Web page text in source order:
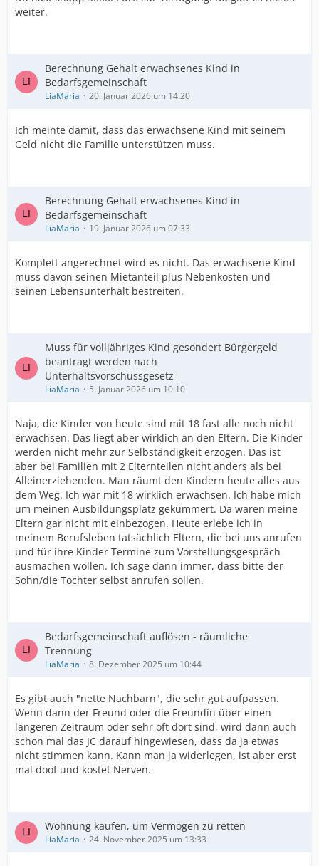
weiter.
Berechnung Gehalt erwachsenes Kind in
Bedarfsgemeinschaft
LiaMaria 20. Januar 2026 um 14:20
Ich meinte damit, dass das erwachsene Kind mit seinem
Geld nicht die Familie unterstützen muss.
Berechnung Gehalt erwachsenes Kind in
Bedarfsgemeinschaft
LiaMaria 19. Januar 2026 um 07:33
Komplett angerechnet wird es nicht. Das erwachsene Kind
muss davon seinen Mietanteil plus Nebenkosten und
seinen Lebensunterhalt bestreiten.
Muss für volljähriges Kind gesondert Bürgergeld
beantragt werden nach
Unterhaltsvorschussgesetz
LiaMaria 5. Januar 2026 um 10:10
Naja, die Kinder von heute sind mit 18 fast alle noch nicht
erwachsen. Das liegt aber wirklich an den Eltern. Die Kinder
werden nicht mehr zur Selbständigkeit erzogen. Das ist
aber bei Familien mit 2 Elternteilen nicht anders als bei
Alleinerziehenden. Man räumt den Kindern heute alles aus
dem Weg. Ich war mit 18 wirklich erwachsen. Ich habe mich
um meinen Ausbildungsplatz gekümmert. Da waren meine
Eltern gar nicht mit einbezogen. Heute erlebe ich in
meinem Berufsleben tatsächlich Eltern, die bei uns anrufen
und für ihre Kinder Termine zum Vorstellungsgespräch
ausmachen wollen. Ich sage dann immer, dass bitte der
Sohn/die Tochter selbst anrufen sollen.
Bedarfsgemeinschaft auflösen - räumliche
Trennung
LiaMaria 8. Dezember 2025 um 10:44
Es gibt auch "nette Nachbarn", die sehr gut aufpassen.
Wenn dann der Freund oder die Freundin über einen
längeren Zeitraum oder sehr oft dort sind, wird dann auch
schon mal das JC darauf hingewiesen, dass da ja etwas
nicht stimmen kann. Kann man ja widerlegen, ist aber erst
mal doof und kostet Nerven.
Wohnung kaufen, um Vermögen zu retten
LiaMaria 24. November 2025 um 13:33